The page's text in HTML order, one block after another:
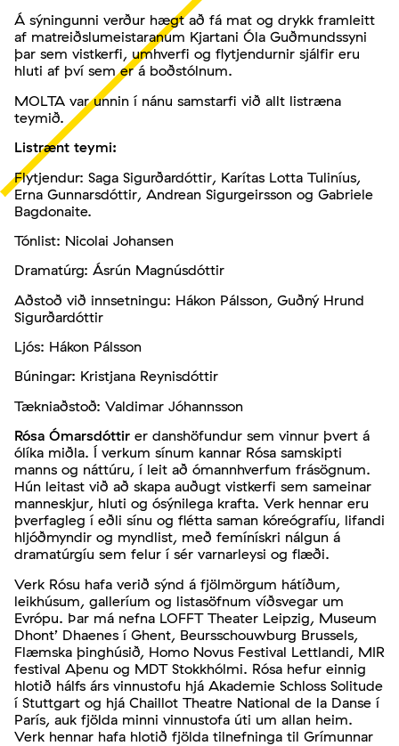
Á sýningunni verður hægt að fá mat og drykk framleitt
af matreiðslumeistaranum Kjartani Óla Guðmundssyni
þar sem vistkerfi, umhverfi og flytjendurnir sjálfir eru
hluti af því sem er á boðstólnum.
MOLTA var unnin í nánu samstarfi við allt listræna
teymið.
Listrænt teymi:
Flytjendur: Saga Sigurðardóttir, Karítas Lotta Tuliníus,
Erna Gunnarsdóttir, Andrean Sigurgeirsson og Gabriele
Bagdonaite.
Tónlist: Nicolai Johansen
Dramatúrg: Ásrún Magnúsdóttir
Aðstoð við innsetningu: Hákon Pálsson, Guðný Hrund
Sigurðardóttir
Ljós: Hákon Pálsson
Búningar: Kristjana Reynisdóttir
Tækniaðstoð: Valdimar Jóhannsson
Rósa Ómarsdóttir er danshöfundur sem vinnur þvert á
ólíka miðla. Í verkum sínum kannar Rósa samskipti
manns og náttúru, í leit að ómannhverfum frásögnum.
Hún leitast við að skapa auðugt vistkerfi sem sameinar
manneskjur, hluti og ósýnilega krafta. Verk hennar eru
þverfagleg í eðli sínu og flétta saman kóreógrafíu, lifandi
hljóðmyndir og myndlist, með femínískri nálgun á
dramatúrgíu sem felur í sér varnarleysi og flæði.
Verk Rósu hafa verið sýnd á fjölmörgum hátíðum,
leikhúsum, galleríum og listasöfnum víðsvegar um
Evrópu. Þar má nefna LOFFT Theater Leipzig, Museum
Dhont’ Dhaenes í Ghent, Beursschouwburg Brussels,
Flæmska þinghúsið, Homo Novus Festival Lettlandi, MIR
festival Aþenu og MDT Stokkhólmi. Rósa hefur einnig
hlotið hálfs árs vinnustofu hjá Akademie Schloss Solitude
í Stuttgart og hjá Chaillot Theatre National de la Danse í
París, auk fjölda minni vinnustofa úti um allan heim.
Verk hennar hafa hlotið fjölda tilnefninga til Grímunnar